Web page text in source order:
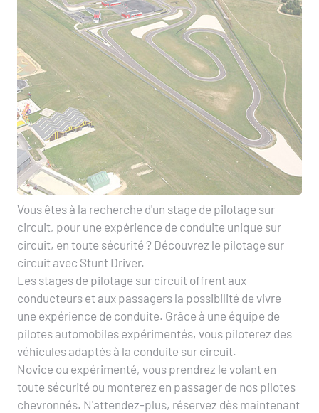
Vous êtes à la recherche d'un stage de pilotage sur
circuit, pour une expérience de conduite unique sur
circuit, en toute sécurité ? Découvrez le pilotage sur
circuit avec Stunt Driver.
Les stages de pilotage sur circuit offrent aux
conducteurs et aux passagers la possibilité de vivre
une expérience de conduite. Grâce à une équipe de
pilotes automobiles expérimentés, vous piloterez des
véhicules adaptés à la conduite sur circuit.
Novice ou expérimenté, vous prendrez le volant en
toute sécurité ou monterez en passager de nos pilotes
chevronnés. N'attendez-plus, réservez dès maintenant